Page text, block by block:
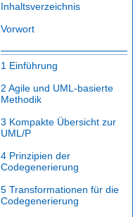
Inhaltsverzeichnis
Vorwort
1 Einführung
2 Agile und UML-basierte
Methodik
3 Kompakte Übersicht zur
UML/P
4 Prinzipien der
Codegenerierung
5 Transformationen für die
Codegenerierung